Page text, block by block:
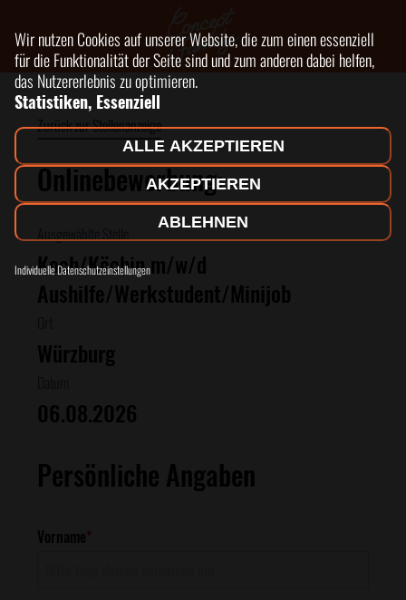
Zurück zur Stellenanzeige
Onlinebewerbung:
Ausgewählte Stelle
Koch/Köchin m/w/d
Aushilfe/Werkstudent/Minijob
Würzburg
06.08.2026
Persönliche Angaben
Vorname*
Wir nutzen Cookies auf unserer Website, die zum einen essenziell
für die Funktionalität der Seite sind und zum anderen dabei helfen,
das Nutzererlebnis zu optimieren.
Statistiken, Essenziell
Individuelle Datenschutzeinstellungen
ABLEHNEN
ALLE AKZEPTIEREN
AKZEPTIEREN